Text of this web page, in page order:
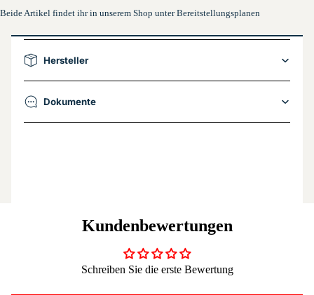
Beide Artikel findet ihr in unserem Shop unter Bereitstellungsplanen
Hersteller
Dokumente
Kundenbewertungen
Schreiben Sie die erste Bewertung